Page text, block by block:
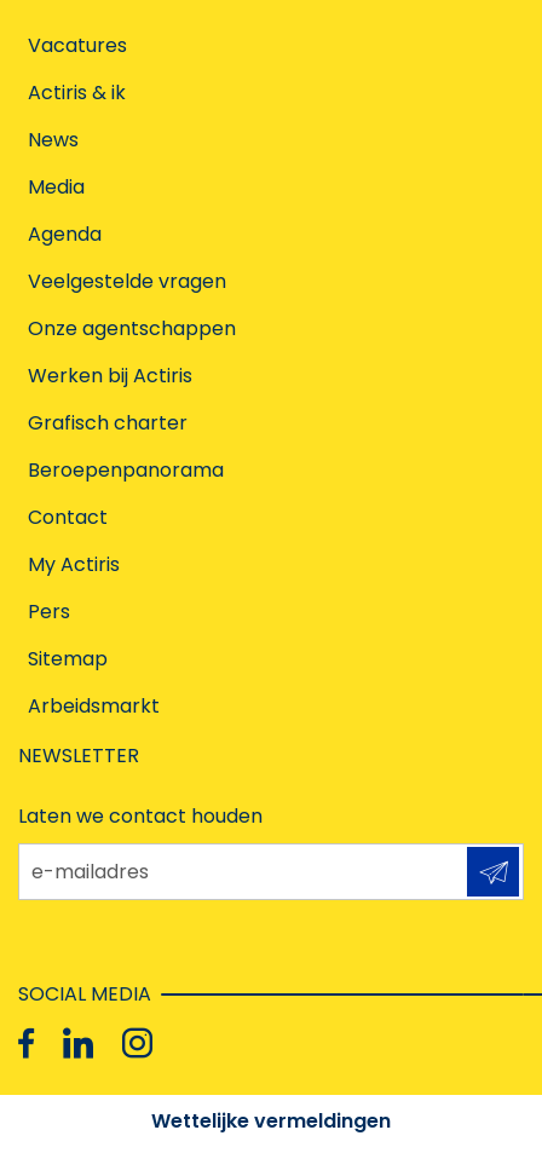
Vacatures
Actiris & ik
News
Media
Agenda
Veelgestelde vragen
Onze agentschappen
Werken bij Actiris
Grafisch charter
Beroepenpanorama
Contact
My Actiris
Pers
Sitemap
Arbeidsmarkt
NEWSLETTER
Laten we contact houden
e-mailadres
SOCIAL MEDIA
Wettelijke vermeldingen